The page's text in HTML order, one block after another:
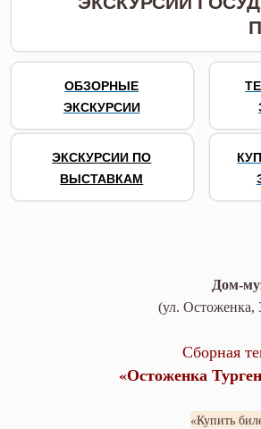
ОБЗОРНЫЕ
ЭКСКУРСИИ
ЭКСКУРСИИ ПО
ВЫСТАВКАМ
Дом-
(ул. Остоженка,
Сборная
«Остоженка
«Купить